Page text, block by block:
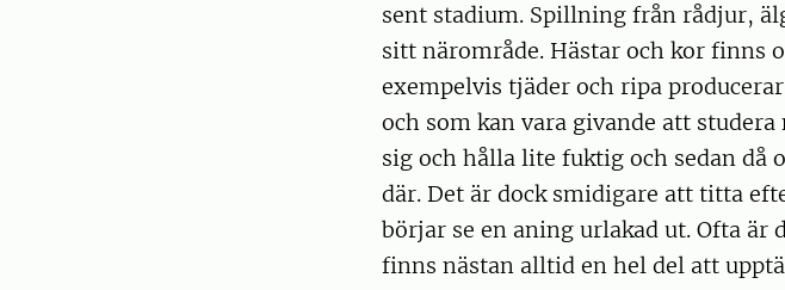
sent stadium. Spillning från rådjur,
sitt närområde. Hästar och kor finns
exempelvis tjäder och ripa
och som kan vara givande att
sig och hålla lite fuktig och sedan då
där. Det är dock smidigare att titta
börjar se en aning urlakad ut. Ofta är
finns nästan alltid en hel del att